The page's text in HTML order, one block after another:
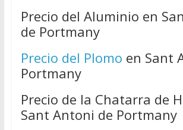
Precio del Aluminio en
de Portmany
Precio del Plomo en Sant
Portmany
Precio de la Chatarra de
Sant Antoni de Portmany